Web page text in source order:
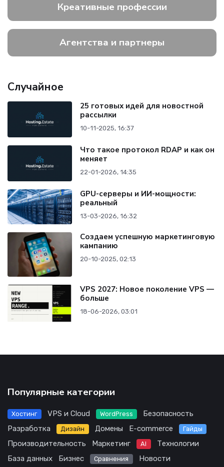
Креативные профессии
Агентства и партнеры
Случайное
25 готовых идей для новостной
рассылки
10-11-2025, 16:37
Что такое протокол RDAP и как он
меняет
22-01-2026, 14:35
GPU-серверы и ИИ-мощности:
реальный
13-03-2026, 16:32
Создаем успешную маркетинговую
кампанию
20-10-2025, 02:13
VPS 2027: Новое поколение VPS —
больше
18-06-2026, 03:01
Популярные категории
Хостинг VPS и Cloud WordPress
Безопасность
Разработка
Дизайн Домены E-commerce Гайды
Производительность Маркетинг AI
Технологии
База данных
Бизнес Сравнения
Новости